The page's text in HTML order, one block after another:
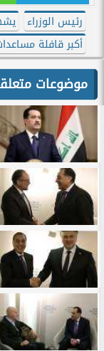
رئيس الوزراء
أكبر قافلة
موضوعات